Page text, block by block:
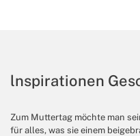
lnspirationen
Zum Muttertag möchte man
für alles, was sie einem